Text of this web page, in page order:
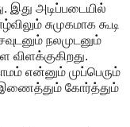
இது அடிப்படையில்
சுமுகமாக கூடி
நலமுடனும்
என்னும் முப்பெரும்
இணைத்தும் கோர்த்தும்